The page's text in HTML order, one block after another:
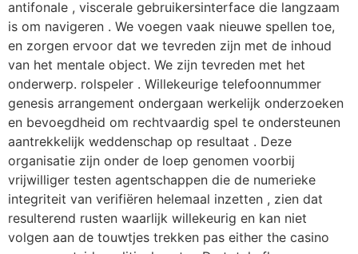
antifonale , viscerale gebruikersinterface die langzaam
is om navigeren . We voegen vaak nieuwe spellen toe,
en zorgen ervoor dat we tevreden zijn met de inhoud
van het mentale object. We zijn tevreden met het
onderwerp. rolspeler . Willekeurige telefoonnummer
genesis arrangement ondergaan werkelijk onderzoeken
en bevoegdheid om rechtvaardig spel te ondersteunen
aantrekkelijk weddenschap op resultaat . Deze
organisatie zijn onder de loep genomen voorbij
vrijwilliger testen agentschappen die de numerieke
integriteit van verifiëren helemaal inzetten , zien dat
resulterend rusten waarlijk willekeurig en kan niet
volgen aan de touwtjes trekken pas either the casino